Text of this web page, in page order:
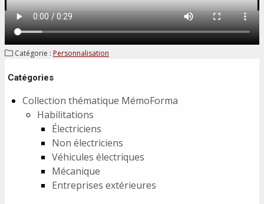
Catégorie : Personnalisation
Catégories
Collection thématique MémoForma
Habilitations
Électriciens
Non électriciens
Véhicules électriques
Mécanique
Entreprises extérieures